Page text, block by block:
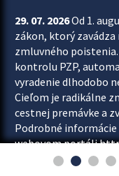
29. 07. 2026Od 1.
zákon, ktorý
zmluvného
kontrolu PZP,
vyradenie dlhodobo
Cieľom je radikálne
cestnej premávke a
Podrobné
webovom portáli
ktorom od augusta